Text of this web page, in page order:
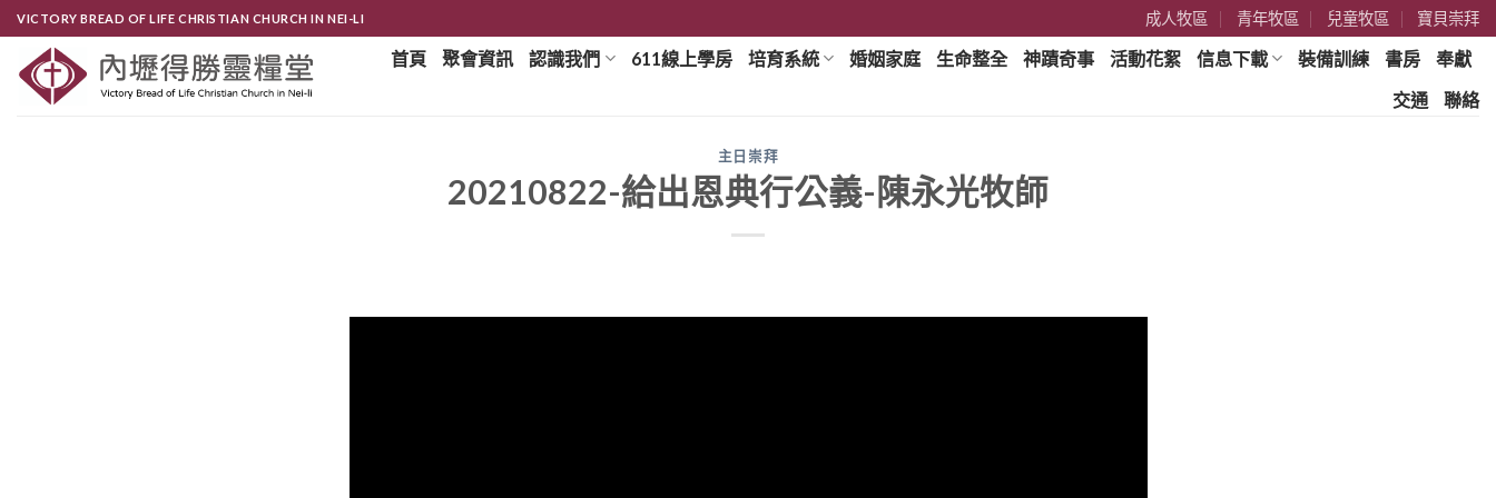
Skip
content
VICTORY BREAD OF LIFE CHRISTIAN CHURCH IN NEI-LI 成人牧區 青年牧區 兒童牧區 寶貝崇拜
首頁 聚會資訊 認識我們 611線上學房 培育系統 婚姻家庭 生命整全 神蹟奇事 活動花絮 信息下載 裝備訓練 書房
奉獻
交通
聯絡
主日崇拜
20210822-給出恩典行公義-陳永光牧師